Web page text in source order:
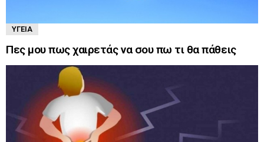
ΥΓΕΊΑ
Πες μου πως χαιρετάς να σου πω τι θα πάθεις